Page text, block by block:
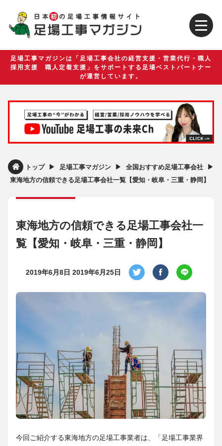
足場工事マガジンは「足場工事会社の経営支援・営業代行・職人
採用支援 職人定着支援」をサポートする足場ベストパートナー
が運営しています。
トップ ▶︎ 足場工事マガジン ▶︎ 全国おすすめ足場工事会社 ▶︎
東海地方の信頼できる足場工事会社一覧【愛知・岐阜・三重・静岡】
東海地方の信頼できる足場工事会社一
覧【愛知・岐阜・三重・静岡】
2019年6月8日 2019年6月25日
今回ご紹介する東海地方の足場工事業者は、「足場工事業界